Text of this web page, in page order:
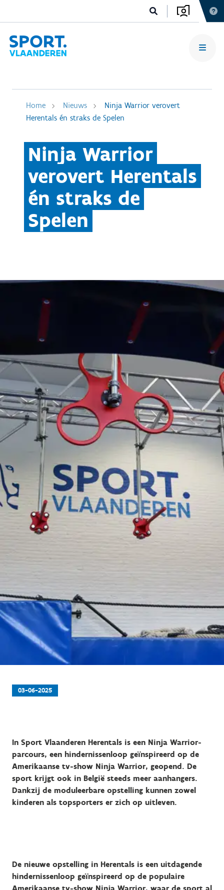
Home Nieuws
Ninja Warrior verovert
Herentals én straks de Spelen
Ninja Warrior
verovert Herentals
én straks de
Spelen
03-06-2025
In Sport Vlaanderen Herentals is een Ninja Warrior-
parcours, een hindernissenloop geïnspireerd op de
Amerikaanse tv-show Ninja Warrior, geopend. De
sport krijgt ook in België steeds meer aanhangers.
Dankzij de moduleerbare opstelling kunnen zowel
kinderen als topsporters er zich op uitleven.
De nieuwe opstelling in Herentals is een uitdagende
hindernissenloop geïnspireerd op de populaire